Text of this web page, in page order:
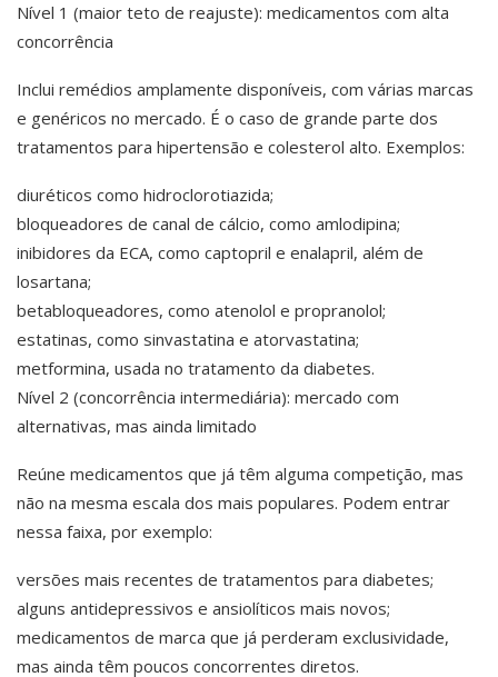
Nível 1 (maior teto de reajuste): medicamentos com alta
concorrência
Inclui remédios amplamente disponíveis, com várias marcas
e genéricos no mercado. É o caso de grande parte dos
tratamentos para hipertensão e colesterol alto. Exemplos:
diuréticos como hidroclorotiazida;
bloqueadores de canal de cálcio, como amlodipina;
inibidores da ECA, como captopril e enalapril, além de
losartana;
betabloqueadores, como atenolol e propranolol;
estatinas, como sinvastatina e atorvastatina;
metformina, usada no tratamento da diabetes.
Nível 2 (concorrência intermediária): mercado com
alternativas, mas ainda limitado
Reúne medicamentos que já têm alguma competição, mas
não na mesma escala dos mais populares. Podem entrar
nessa faixa, por exemplo:
versões mais recentes de tratamentos para diabetes;
alguns antidepressivos e ansiolíticos mais novos;
medicamentos de marca que já perderam exclusividade,
mas ainda têm poucos concorrentes diretos.